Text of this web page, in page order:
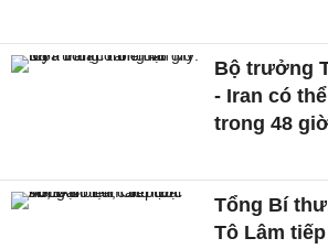
Bộ trưởng
- Iran có
trong 48
Tổng Bí
Tô Lâm